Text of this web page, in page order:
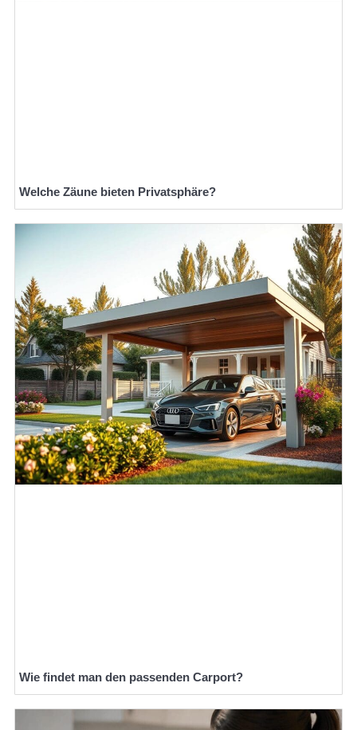
Welche Zäune bieten Privatsphäre?
Wie findet man den passenden Carport?